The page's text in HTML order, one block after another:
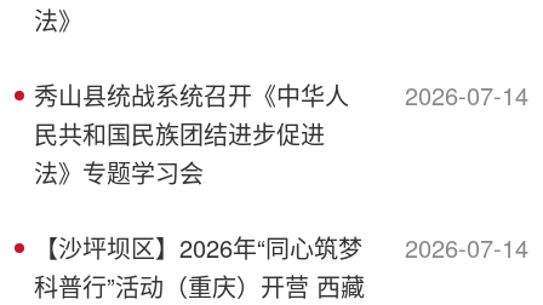
法》
秀山县统战系统召开《中华人
民共和国民族团结进步促进
法》专题学习会
2026-07-14
【沙坪坝区】2026年“同心筑梦
科普行”活动（重庆）开营 西藏
2026-07-14